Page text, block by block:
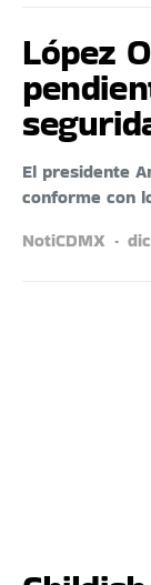
López
El presidente
conforme con
NotiCDMX